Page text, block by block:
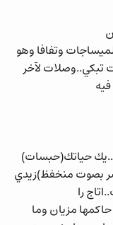
وتفافا وهو
تبكي..وصلات لآخر
حياتك(حبسات)
بصوت منخفظ)زيدي
را
مزيان وما